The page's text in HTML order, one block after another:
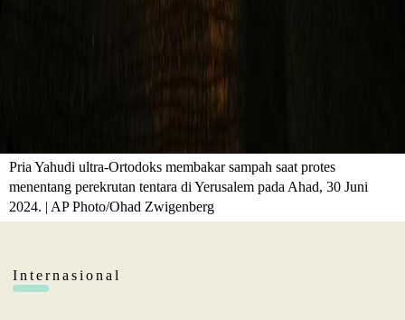
Pria Yahudi ultra-Ortodoks membakar sampah saat protes
menentang perekrutan tentara di Yerusalem pada Ahad, 30 Juni
2024. | AP Photo/Ohad Zwigenberg
Internasional